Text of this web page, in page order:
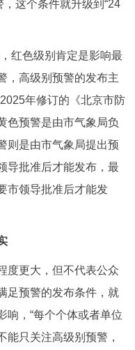
这个条件就升级到“24
红色级别肯定是影响最
，高级别预警的发布主
年修订的《北京市防
色预警是由市气象局负
则是由市气象局提出预
导批准后才能发布，最
市领导批准后才能发
度更大，但不代表公众
足预警的发布条件，就
响，“每个个体或者单位
能只关注高级别预警，